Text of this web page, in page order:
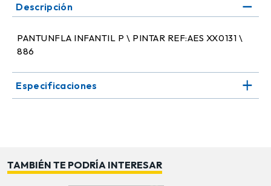
Descripción
PANTUNFLA INFANTIL P \ PINTAR REF:AES XX0131 \
886
Especificaciones
TAMBIÉN TE PODRÍA INTERESAR